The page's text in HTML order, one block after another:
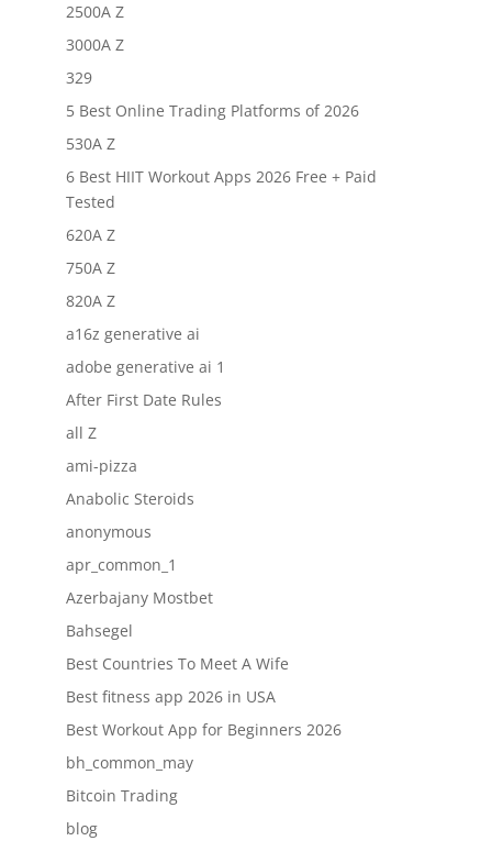
2500A Z
3000A Z
329
5 Best Online Trading Platforms of 2026
530A Z
6 Best HIIT Workout Apps 2026 Free + Paid
Tested
620A Z
750A Z
820A Z
a16z generative ai
adobe generative ai 1
After First Date Rules
all Z
ami-pizza
Anabolic Steroids
anonymous
apr_common_1
Azerbajany Mostbet
Bahsegel
Best Countries To Meet A Wife
Best fitness app 2026 in USA
Best Workout App for Beginners 2026
bh_common_may
Bitcoin Trading
blog